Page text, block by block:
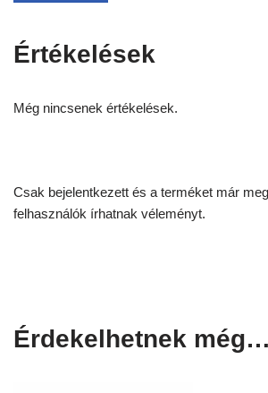
Értékelések
Még nincsenek értékelések.
Csak bejelentkezett és a terméket már
felhasználók írhatnak véleményt.
Érdekelhetnek még…